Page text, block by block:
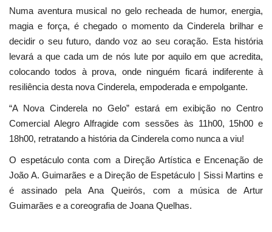
Numa aventura musical no gelo recheada de humor, energia,
magia e força, é chegado o momento da Cinderela brilhar e
decidir o seu futuro, dando voz ao seu coração. Esta história
levará a que cada um de nós lute por aquilo em que acredita,
colocando todos à prova, onde ninguém ficará indiferente à
resiliência desta nova Cinderela, empoderada e empolgante.
“A Nova Cinderela no Gelo” estará em exibição no Centro
Comercial Alegro Alfragide com sessões às 11h00, 15h00 e
18h00, retratando a história da Cinderela como nunca a viu!
O espetáculo conta com a Direção Artística e Encenação de
João A. Guimarães e a Direção de Espetáculo | Sissi Martins e
é assinado pela Ana Queirós, com a música de Artur
Guimarães e a coreografia de Joana Quelhas.